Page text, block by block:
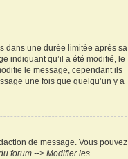
dans une durée limitée après sa
indiquant qu’il a été modifié, le
le message, cependant ils
une fois que quelqu’un y a
de message. Vous pouvez
forum --> Modifier les